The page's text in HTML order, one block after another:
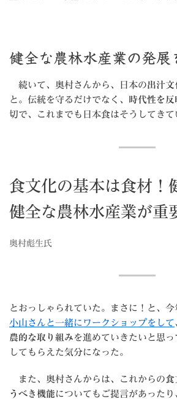
健全な農林水産業の発展
続いて、奥村さんから、日本の出汁文
と。伝統を守るだけでなく、
時代性を反
切で、これまでも日本食はそうしてきて
食文化の基本は食材！
健全な農林水産業が重
奥村彪生氏
とおっしゃられていた。まさに！と、今
小山さんと一緒にワークショップをして
農的な取り組み を進めていきたいと思
してもらえた気分になった。
また、奥村さんからは、これからの食
うべき機能 についてもご提言があったり